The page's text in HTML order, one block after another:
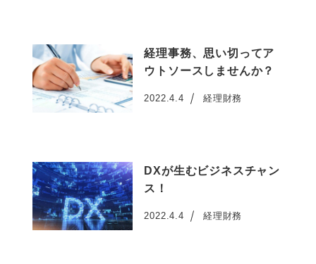
経理事務、思い切ってア
ウトソースしませんか？
投稿日
2022.4.4 経理財務
DXが生むビジネスチャン
ス！
投稿日
2022.4.4 経理財務